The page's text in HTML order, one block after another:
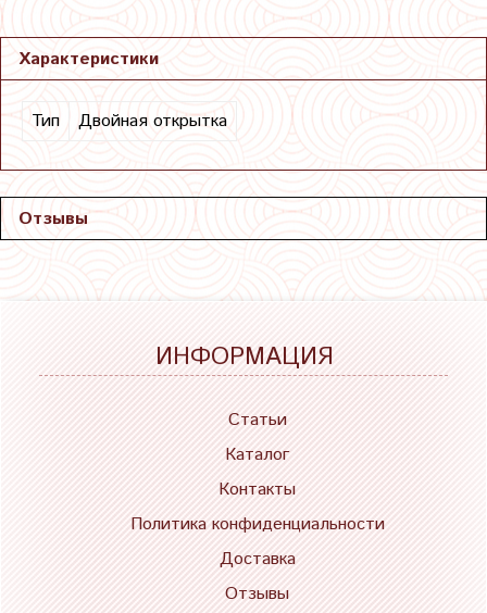
Характеристики
Тип Двойная открытка
Отзывы
ИНФОРМАЦИЯ
Статьи
Каталог
Контакты
Политика конфиденциальности
Доставка
Отзывы